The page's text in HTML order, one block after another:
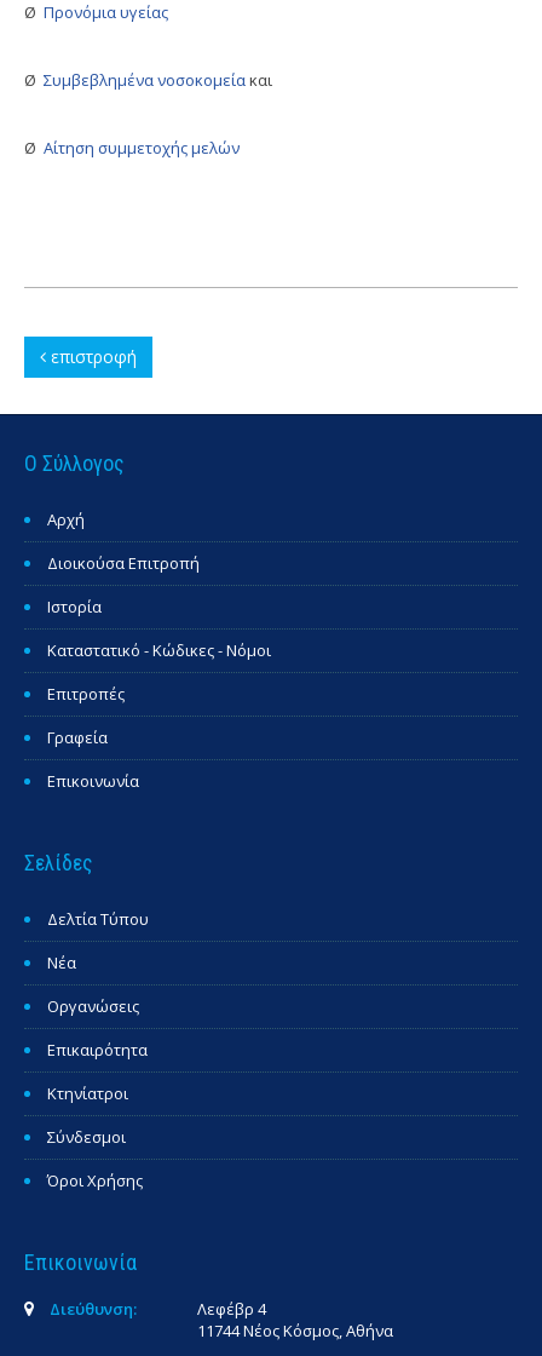
Ø Προνόμια υγείας
Ø Συμβεβλημένα νοσοκομείακαι
Ø Αίτηση συμμετοχής μελών
επιστροφή
Ο Σύλλογος
Αρχή
Διοικούσα Επιτροπή
Ιστορία
Καταστατικό - Κώδικες - Νόμοι
Επιτροπές
Γραφεία
Επικοινωνία
Σελίδες
Δελτία Τύπου
Νέα
Οργανώσεις
Επικαιρότητα
Κτηνίατροι
Σύνδεσμοι
Όροι Χρήσης
Επικοινωνία
Διεύθυνση:
Λεφέβρ 4
11744 Νέος Κόσμος, Αθήνα